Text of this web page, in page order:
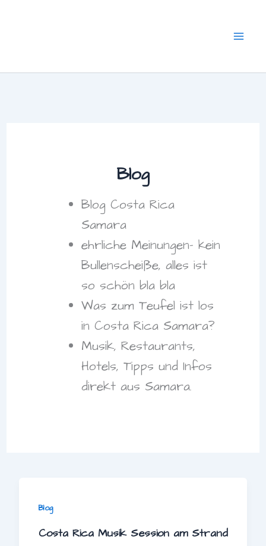
Blog
Blog Costa Rica
Samara
ehrliche Meinungen- kein
Bullenscheiße, alles ist
so schön bla bla
Was zum Teufel ist los
in Costa Rica Samara?
Musik, Restaurants,
Hotels, Tipps und Infos
direkt aus Samara.
Blog
Costa Rica Musik Session am Strand